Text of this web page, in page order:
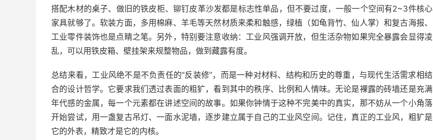
搭配木材的桌子、做旧的铁皮柜、铆钉皮革沙发都是标志性单品，但不要过度，一般一个空间有2~3件核心
家具就够了。软装方面，多用棉麻、羊毛等天然材质来柔和触感，绿植（如龟背竹、仙人掌）和复古海报、
工业零件装饰也是点睛之笔。另外，特别要注意收纳：工业风强调开放，但生活杂物如果完全暴露会显得凌
乱，可以用铁皮箱、壁挂架来规整物品，做到藏露有度。
总结来看，工业风绝不是不负责任的“反装修”，而是一种对材料、结构和历史的尊重，与现代生活需求相结
合的设计哲学。它要求我们透过表面的粗犷，看到其中的秩序、比例和人情味。无论是裸露的砖墙还是充满
年代感的金属，每一个元素都在讲述空间的故事。如果你钟情于这种不完美中的真实，那不妨从一个小角落
开始尝试，用一盏复古吊灯、一面水泥墙，逐步建立属于自己的工业风空间。记住，真正的工业风，粗犷是
它的外表，精致才是它的内核。